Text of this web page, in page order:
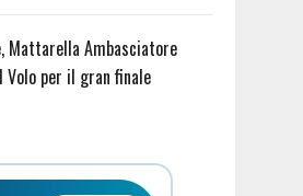
Mattarella Ambasciatore
Volo per il gran finale